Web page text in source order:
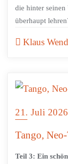
die hinter seinen
überhaupt
Klaus
21. Juli 2026
Tango,
Teil 3: Ein